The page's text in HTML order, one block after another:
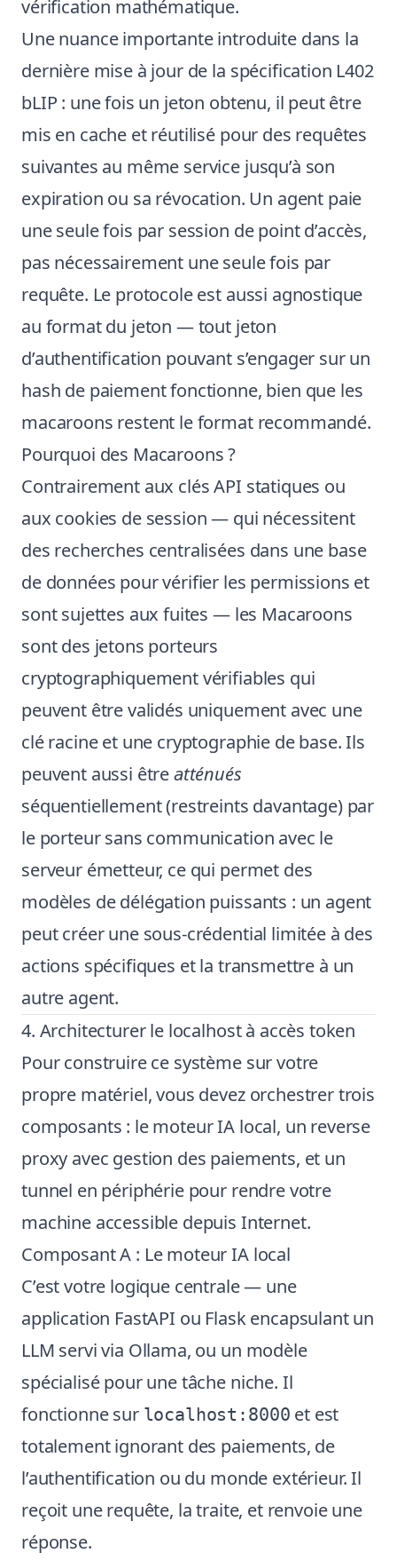
vérification mathématique.
Une nuance importante introduite dans la
dernière mise à jour de la spécification L402
bLIP : une fois un jeton obtenu, il peut être
mis en cache et réutilisé pour des requêtes
suivantes au même service jusqu’à son
expiration ou sa révocation. Un agent paie
une seule fois par session de point d’accès,
pas nécessairement une seule fois par
requête. Le protocole est aussi agnostique
au format du jeton — tout jeton
d’authentification pouvant s’engager sur un
hash de paiement fonctionne, bien que les
macaroons restent le format recommandé.
Pourquoi des Macaroons ?
Contrairement aux clés API statiques ou
aux cookies de session — qui nécessitent
des recherches centralisées dans une base
de données pour vérifier les permissions et
sont sujettes aux fuites — les Macaroons
sont des jetons porteurs
cryptographiquement vérifiables qui
peuvent être validés uniquement avec une
clé racine et une cryptographie de base. Ils
peuvent aussi êtreatténués
séquentiellement (restreints davantage) par
le porteur sans communication avec le
serveur émetteur, ce qui permet des
modèles de délégation puissants : un agent
peut créer une sous-crédential limitée à des
actions spécifiques et la transmettre à un
autre agent.
4. Architecturer le localhost à accès token
Pour construire ce système sur votre
propre matériel, vous devez orchestrer trois
composants : le moteur IA local, un reverse
proxy avec gestion des paiements, et un
tunnel en périphérie pour rendre votre
machine accessible depuis Internet.
Composant A : Le moteur IA local
C’est votre logique centrale — une
application FastAPI ou Flask encapsulant un
LLM servi via Ollama, ou un modèle
spécialisé pour une tâche niche. Il
fonctionne sur localhost:8000 et est
totalement ignorant des paiements, de
l’authentification ou du monde extérieur. Il
reçoit une requête, la traite, et renvoie une
réponse.